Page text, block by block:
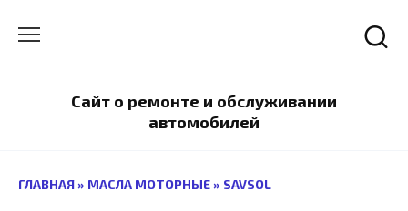
содержанию
Сайт о ремонте и обслуживании
автомобилей
ГЛАВНАЯ » МАСЛА МОТОРНЫЕ » SAVSOL